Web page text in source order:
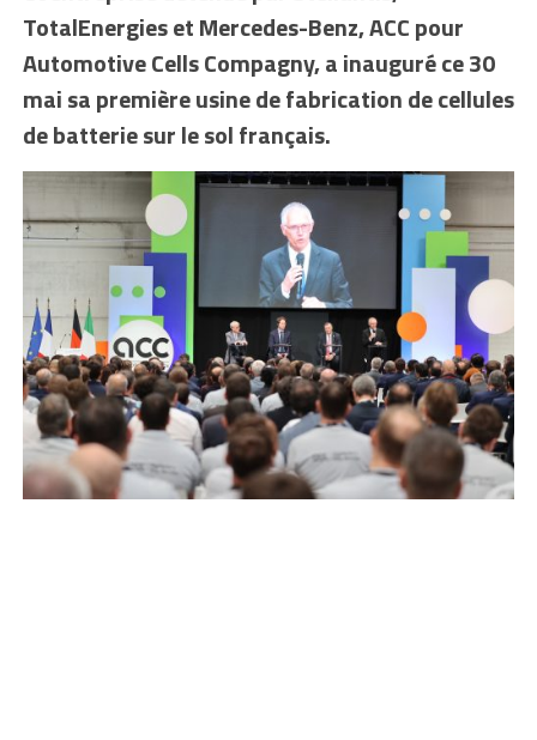
TotalEnergies et Mercedes-Benz, ACC pour
Automotive Cells Compagny, a inauguré ce 30
mai sa première usine de fabrication de cellules
de batterie sur le sol français.